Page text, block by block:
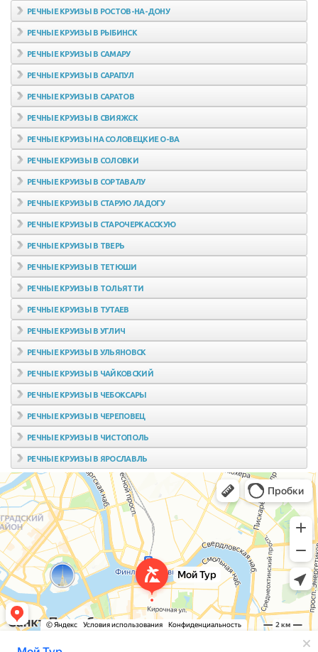
РЕЧНЫЕ КРУИЗЫ В РОСТОВ-НА-ДОНУ
РЕЧНЫЕ КРУИЗЫ В РЫБИНСК
РЕЧНЫЕ КРУИЗЫ В САМАРУ
РЕЧНЫЕ КРУИЗЫ В САРАПУЛ
РЕЧНЫЕ КРУИЗЫ В САРАТОВ
РЕЧНЫЕ КРУИЗЫ В СВИЯЖСК
РЕЧНЫЕ КРУИЗЫ НА СОЛОВЕЦКИЕ О-ВА
РЕЧНЫЕ КРУИЗЫ В СОЛОВКИ
РЕЧНЫЕ КРУИЗЫ В СОРТАВАЛУ
РЕЧНЫЕ КРУИЗЫ В СТАРУЮ ЛАДОГУ
РЕЧНЫЕ КРУИЗЫ В СТАРОЧЕРКАССКУЮ
РЕЧНЫЕ КРУИЗЫ В ТВЕРЬ
РЕЧНЫЕ КРУИЗЫ В ТЕТЮШИ
РЕЧНЫЕ КРУИЗЫ В ТОЛЬЯТТИ
РЕЧНЫЕ КРУИЗЫ В ТУТАЕВ
РЕЧНЫЕ КРУИЗЫ В УГЛИЧ
РЕЧНЫЕ КРУИЗЫ В УЛЬЯНОВСК
РЕЧНЫЕ КРУИЗЫ В ЧАЙКОВСКИЙ
РЕЧНЫЕ КРУИЗЫ В ЧЕБОКСАРЫ
РЕЧНЫЕ КРУИЗЫ В ЧЕРЕПОВЕЦ
РЕЧНЫЕ КРУИЗЫ В ЧИСТОПОЛЬ
РЕЧНЫЕ КРУИЗЫ В ЯРОСЛАВЛЬ